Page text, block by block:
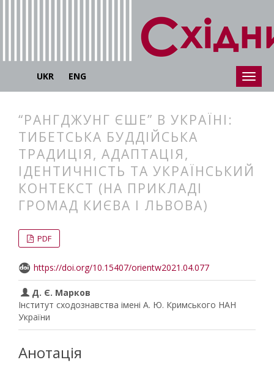
UKR ENG
“РАНГДЖУНГ ЄШЕ” В УКРАЇНІ:
ТИБЕТСЬКА БУДДІЙСЬКА
ТРАДИЦІЯ, АДАПТАЦІЯ,
ІДЕНТИЧНІСТЬ ТА УКРАЇНСЬКИЙ
КОНТЕКСТ (НА ПРИКЛАДІ
ГРОМАД КИЄВА І ЛЬВОВА)
PDF
https://doi.org/10.15407/orientw2021.04.077
Д. Є. Марков
Інститут сходознавства імені А. Ю. Кримського НАН
України
Анотація